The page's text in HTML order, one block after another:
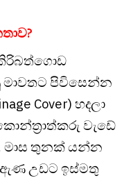
මාවතට පිවිසෙන්න
Cover) හදලා
වැඩේ
මාස තුනක් යන්න
උඩට ඉස්මතු